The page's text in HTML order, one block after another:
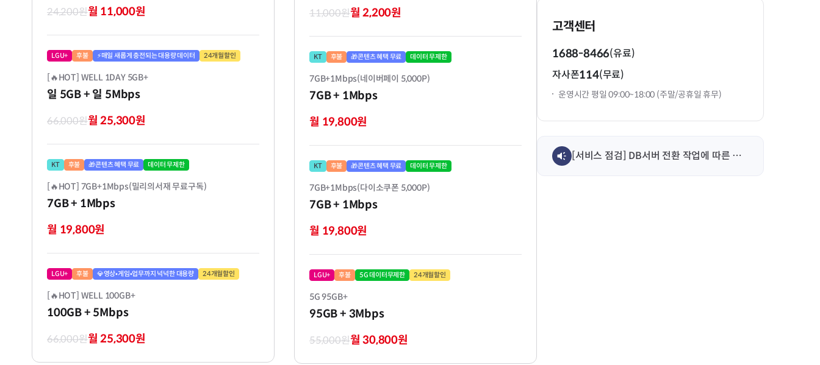
24,200원월 11,000원
LGU+ 후불 ⚡매일 새롭게 충전되는 대용량 데이터 24개월할인
[🔥HOT] WELL 1DAY 5GB+
일 5GB+ 일 5Mbps
66,000원월 25,300원
KT 후불 🎁콘텐츠 혜택 무료 데이터 무제한
[🔥HOT] 7GB+1Mbps(밀리의서재 무료구독)
7GB+ 1Mbps
월 19,800원
LGU+ 후불 💎영상•게임•업무까지 넉넉한 대용량 24개월할인
[🔥HOT] WELL 100GB+
100GB+ 5Mbps
66,000원월 25,300원
11,000원월 2,200원
KT 후불 🎁콘텐츠 혜택 무료 데이터 무제한
7GB+1Mbps(네이버페이 5,000P)
7GB+ 1Mbps
월 19,800원
KT 후불 🎁콘텐츠 혜택 무료 데이터 무제한
7GB+1Mbps(다이소쿠폰 5,000P)
7GB+ 1Mbps
월 19,800원
LGU+ 후불 5G 데이터무제한 24개월할인
5G 95GB+
95GB+ 3Mbps
55,000원월 30,800원
고객센터
1688-8466(유료)
자사폰114(무료)
운영시간 평일 09:00~18:00 (주말/공휴일 휴무)
[서비스 점검] DB서버 전환 작업에 따른 서비스 일시 중단 안내